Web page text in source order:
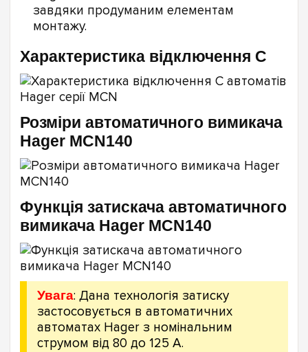
завдяки продуманим елементам
монтажу.
Характеристика відключення C
Розміри автоматичного вимикача
Hager MCN140
Функція затискача автоматичного
вимикача Hager MCN140
Увага: Дана технологія затиску
застосовується в автоматичних
автоматах Hager з номінальним
струмом від 80 до 125 А.